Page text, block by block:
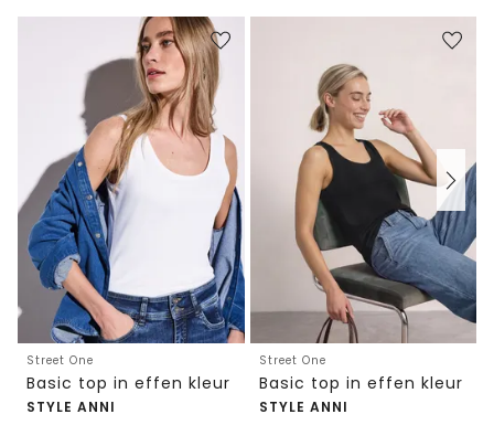
Street One
Basic top in effen kleur
STYLE ANNI
Street One
Basic top in effen kleur
STYLE ANNI